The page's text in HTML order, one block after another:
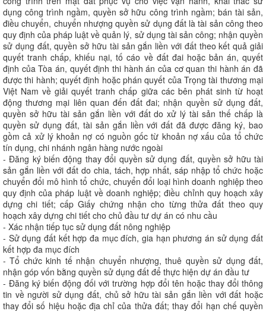
dụng công trình ngầm, quyền sở hữu công trình ngầm; bán tài sản,
điều chuyển, chuyển nhượng quyền sử dụng đất là tài sản công theo
quy định của pháp luật về quản lý, sử dụng tài sản công; nhận quyền
sử dụng đất, quyền sở hữu tài sản gắn liền với đất theo kết quả giải
quyết tranh chấp, khiếu nại, tố cáo về đất đai hoặc bản án, quyết
định của Tòa án, quyết định thi hành án của cơ quan thi hành án đã
được thi hành; quyết định hoặc phán quyết của Trọng tài thương mại
Việt Nam về giải quyết tranh chấp giữa các bên phát sinh từ hoạt
động thương mại liên quan đến đất đai; nhận quyền sử dụng đất,
quyền sở hữu tài sản gắn liền với đất do xử lý tài sản thế chấp là
quyền sử dụng đất, tài sản gắn liền với đất đã được đăng ký, bao
gồm cả xử lý khoản nợ có nguồn gốc từ khoản nợ xấu của tổ chức
tín dụng, chi nhánh ngân hàng nước ngoài
- Đăng ký biến động thay đổi quyền sử dụng đất, quyền sở hữu tài
sản gắn liền với đất do chia, tách, hợp nhất, sáp nhập tổ chức hoặc
chuyển đổi mô hình tổ chức, chuyển đổi loại hình doanh nghiệp theo
quy định của pháp luật về doanh nghiệp; điều chỉnh quy hoạch xây
dựng chi tiết; cấp Giấy chứng nhận cho từng thửa đất theo quy
hoạch xây dựng chi tiết cho chủ đầu tư dự án có nhu cầu
- Xác nhận tiếp tục sử dụng đất nông nghiệp
- Sử dụng đất kết hợp đa mục đích, gia hạn phương án sử dụng đất
kết hợp đa mục đích
- Tổ chức kinh tế nhận chuyển nhượng, thuê quyền sử dụng đất,
nhận góp vốn bằng quyền sử dụng đất để thực hiện dự án đầu tư
- Đăng ký biến động đối với trường hợp đổi tên hoặc thay đổi thông
tin về người sử dụng đất, chủ sở hữu tài sản gắn liền với đất hoặc
thay đổi số hiệu hoặc địa chỉ của thửa đất; thay đổi hạn chế quyền